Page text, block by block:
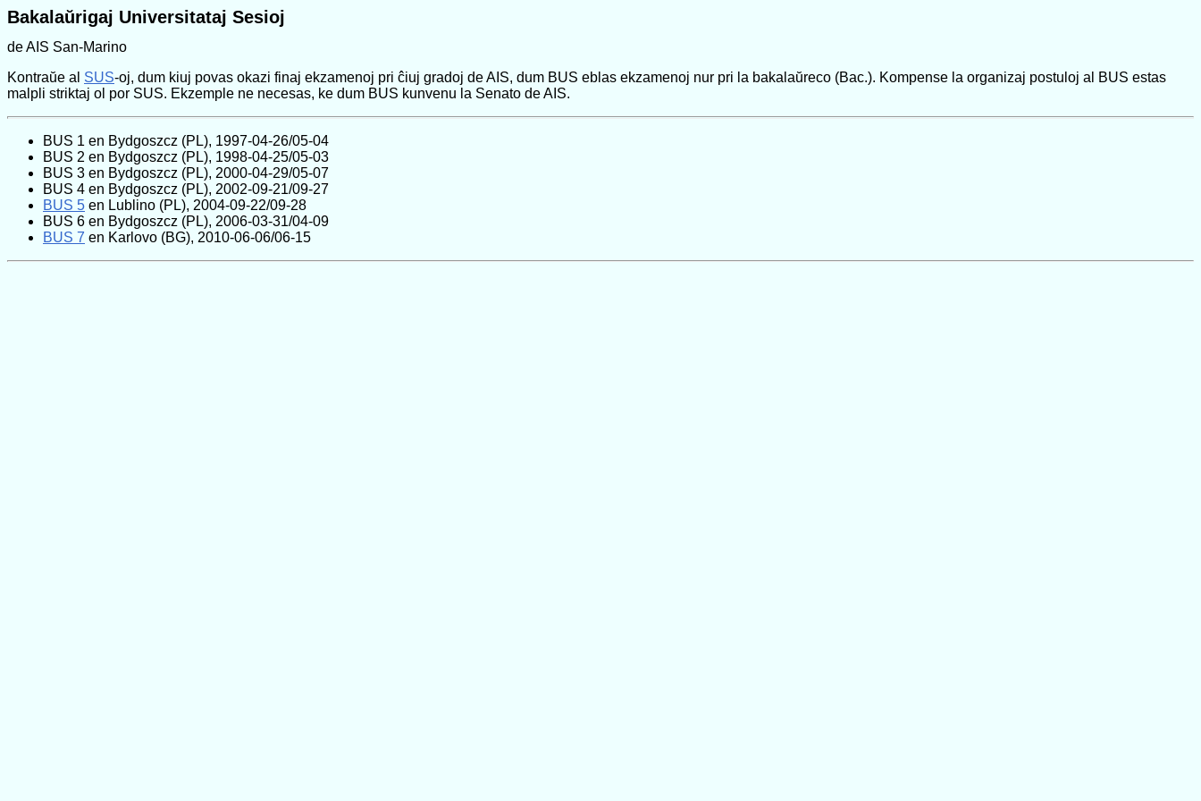
Bakalaŭrigaj Universitataj Sesioj
de AIS San-Marino
Kontraŭe al SUS-oj, dum kiuj povas okazi finaj ekzamenoj pri ĉiuj gradoj de AIS, dum BUS eblas ekzamenoj nur pri la bakalaŭreco (Bac.). Kompense la organizaj postuloj al BUS estas
malpli striktaj ol por SUS. Ekzemple ne necesas, ke dum BUS kunvenu la Senato de AIS.
BUS 1 en Bydgoszcz (PL), 1997-04-26/05-04
BUS 2 en Bydgoszcz (PL), 1998-04-25/05-03
BUS 3 en Bydgoszcz (PL), 2000-04-29/05-07
BUS 4 en Bydgoszcz (PL), 2002-09-21/09-27
BUS 5 en Lublino (PL), 2004-09-22/09-28
BUS 6 en Bydgoszcz (PL), 2006-03-31/04-09
BUS 7 en Karlovo (BG), 2010-06-06/06-15